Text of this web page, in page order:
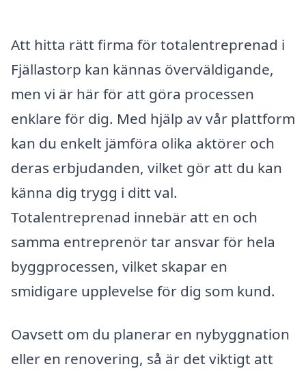
Att hitta rätt firma för totalentreprenad i
Fjällastorp kan kännas överväldigande,
men vi är här för att göra processen
enklare för dig. Med hjälp av vår plattform
kan du enkelt jämföra olika aktörer och
deras erbjudanden, vilket gör att du kan
känna dig trygg i ditt val.
Totalentreprenad innebär att en och
samma entreprenör tar ansvar för hela
byggprocessen, vilket skapar en
smidigare upplevelse för dig som kund.
Oavsett om du planerar en nybyggnation
eller en renovering, så är det viktigt att